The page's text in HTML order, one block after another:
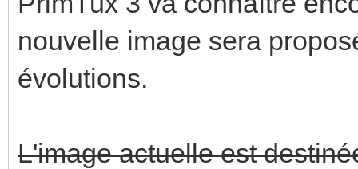
nouvelle image sera
évolutions.
L'image actuelle est